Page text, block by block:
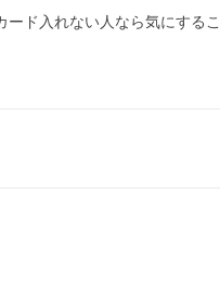
ド入れない人なら気にする